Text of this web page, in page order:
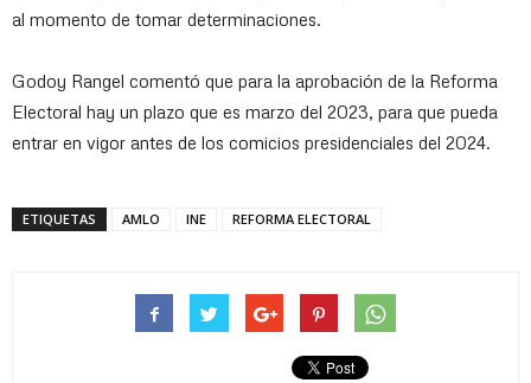
al momento de tomar determinaciones.
Godoy Rangel comentó que para la aprobación de la Reforma
Electoral hay un plazo que es marzo del 2023, para que pueda
entrar en vigor antes de los comicios presidenciales del 2024.
ETIQUETAS AMLO INE REFORMA ELECTORAL